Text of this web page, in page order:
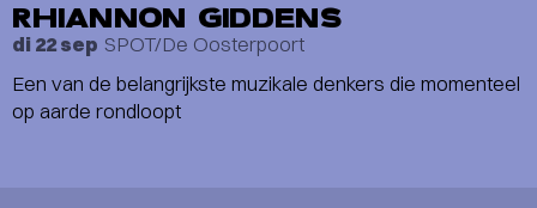
RHIANNON GIDDENS
di 22 sep SPOT/De Oosterpoort
Een van de belangrijkste muzikale denkers die momenteel
op aarde rondloopt